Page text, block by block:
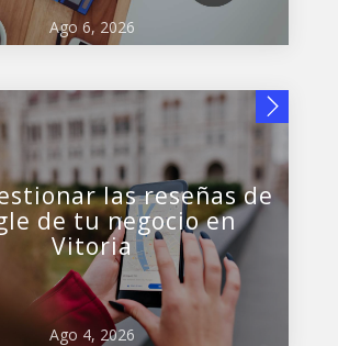
Ago 6, 2026
las reseñas de
de tu negocio en
Vitoria
Ago 4, 2026